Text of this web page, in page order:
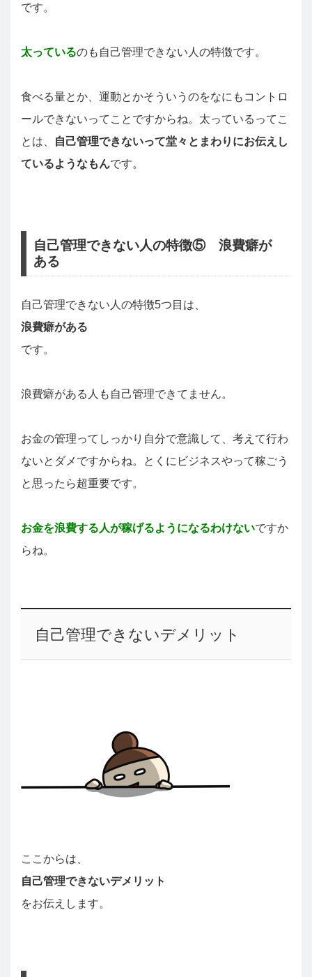
です。
太っているのも自己管理できない人の特徴です。
食べる量とか、運動とかそういうのをなにもコントロ
ールできないってことですからね。太っているってこ
とは、
自己管理できないって堂々とまわりにお伝えし
ているようなもんです。
自己管理できない人の特徴⑤ 浪費癖が
ある
自己管理できない人の特徴5つ目は、
浪費癖がある
です。
浪費癖がある人も自己管理できてません。
お金の管理ってしっかり自分で意識して、考えて行わ
ないとダメですからね。とくにビジネスやって稼ごう
と思ったら超重要です。
お金を浪費する人が稼げるようになるわけないですか
らね。
自己管理できないデメリット
ここからは、
自己管理できないデメリット
をお伝えします。